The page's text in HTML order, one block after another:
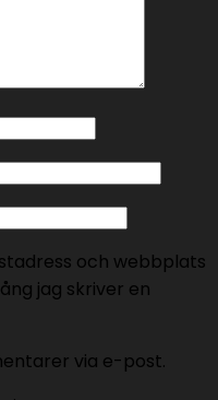
och webbplats
jag skriver en
via e-post.